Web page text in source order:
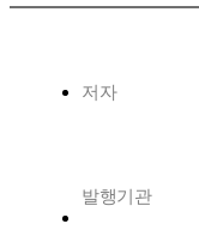
저자
발행기관